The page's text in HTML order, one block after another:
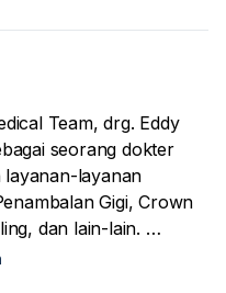
Team, drg. Eddy
seorang dokter
layanan-layanan
Gigi, Crown
dan lain-lain.
Gigi di